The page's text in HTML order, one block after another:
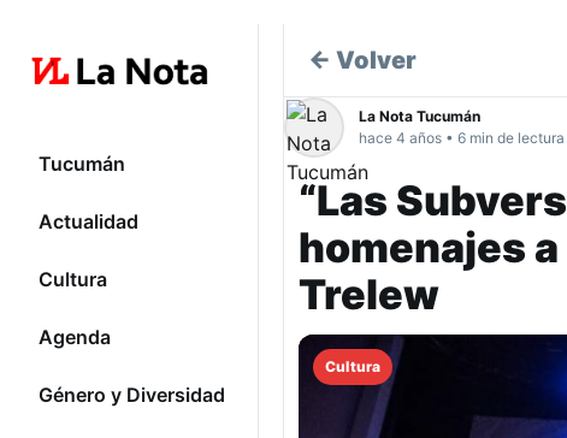
Tucumán
Actualidad
Cultura
Agenda
Género y Diversidad
← Volver
La Nota Tucumán
hace 4 años • 6 min de lectura
“Las
homenajes
Trelew
Cultura